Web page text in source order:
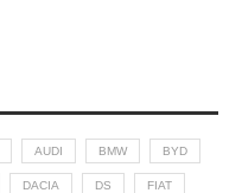
AUDI BMW BYD
DACIA DS FIAT